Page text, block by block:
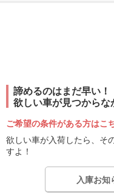
諦めるのはまだ早い！
欲しい車が見つから
ご希望の条件がある方はこ
欲しい車が入荷したら、そ
すよ！
入庫お